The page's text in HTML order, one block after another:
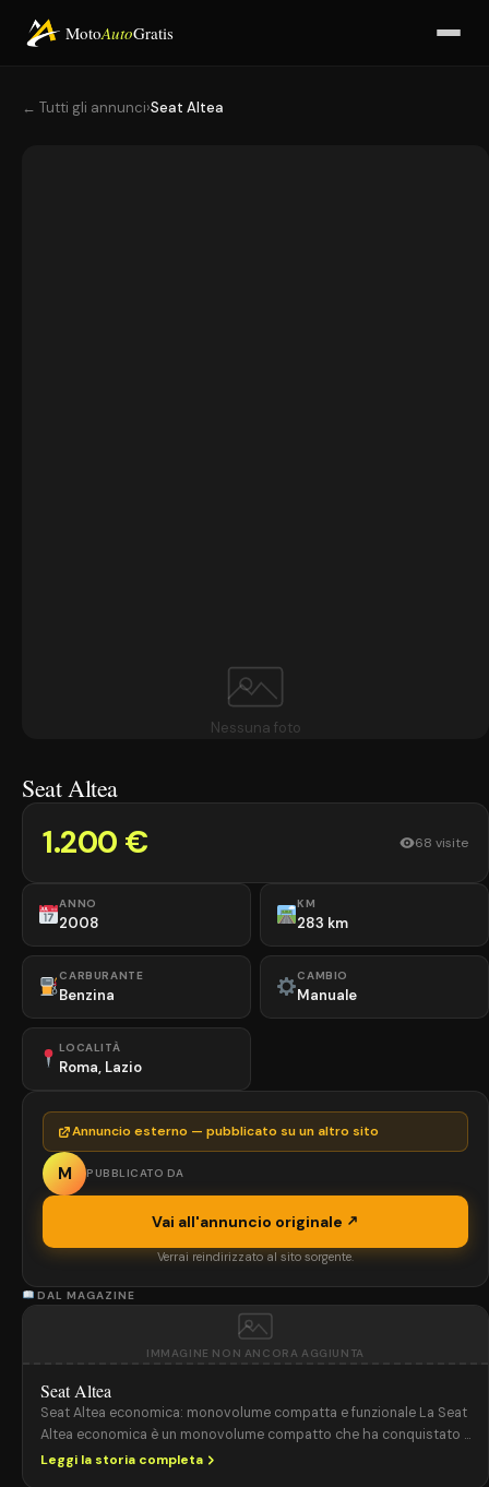
MotoAutoGratis
← Tutti gli annunci›Seat Altea
Nessuna foto
Seat Altea
1.200 € 68 visite
ANNO
2008
KM
283 km
CARBURANTE
Benzina
CAMBIO
Manuale
LOCALITÀ
Roma, Lazio
Annuncio esterno — pubblicato su un altro sito
M PUBBLICATO DA
Vai all'annuncio originale
Verrai reindirizzato al sito sorgente.
DAL MAGAZINE
IMMAGINE NON ANCORA AGGIUNTA
Seat Altea
Seat Altea economica: monovolume compatta e funzionale La Seat
Altea economica è un monovolume compatto che ha conquistato il
mercato grazie alla combinazione di spazio interno, versatilità e
Leggi la storia completa